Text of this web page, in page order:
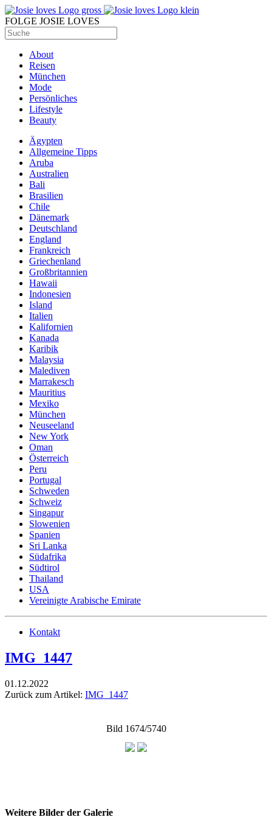
FOLGE JOSIE LOVES
About
Reisen
München
Mode
Persönliches
Lifestyle
Beauty
Ägypten
Allgemeine Tipps
Aruba
Australien
Bali
Brasilien
Chile
Dänemark
Deutschland
England
Frankreich
Griechenland
Großbritannien
Hawaii
Indonesien
Island
Italien
Kalifornien
Kanada
Karibik
Malaysia
Malediven
Marrakesch
Mauritius
Mexiko
München
Neuseeland
New York
Oman
Österreich
Peru
Portugal
Schweden
Schweiz
Singapur
Slowenien
Spanien
Sri Lanka
Südafrika
Südtirol
Thailand
USA
Vereinigte Arabische Emirate
Kontakt
IMG_1447
01.12.2022
Zurück zum Artikel: IMG_1447
Bild 1674/5740
Weitere Bilder der Galerie